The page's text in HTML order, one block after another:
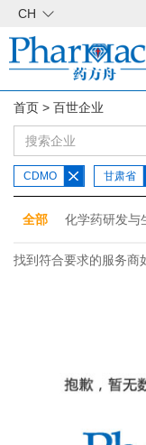
CH
首页 > 百世企业
CDMO 甘肃省
全部 化学药研发与
找到符合要求的服务商